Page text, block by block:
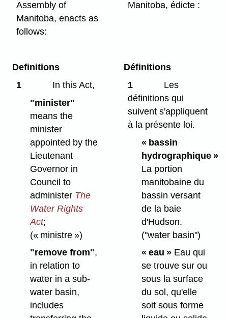
Assembly of
Manitoba, enacts as
follows:
Manitoba, édicte :
Definitions
1
In this Act,
"minister"
means the
minister
appointed by the
Lieutenant
Governor in
Council to
administer The
Water Rights
Act;
(« ministre »)
"remove from",
in relation to
water in a sub-
water basin,
includes
Définitions
1
Les
définitions qui
suivent s'appliquent
à la présente loi.
« bassin
hydrographique »
La portion
manitobaine du
bassin versant
de la baie
d'Hudson.
("water basin")
« eau »Eau qui
se trouve sur ou
sous la surface
du sol, qu'elle
soit sous forme